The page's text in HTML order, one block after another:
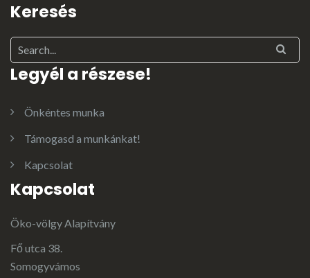
Keresés
Legyél a részese!
Önkéntes munka
Támogasd a munkánkat!
Kapcsolat
Kapcsolat
Öko-völgy Alapítvány
Fő utca 38.
Somogyvámos